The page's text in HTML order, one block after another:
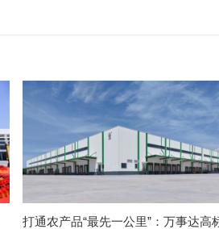
打通农产品“最先一公里”：万事达高